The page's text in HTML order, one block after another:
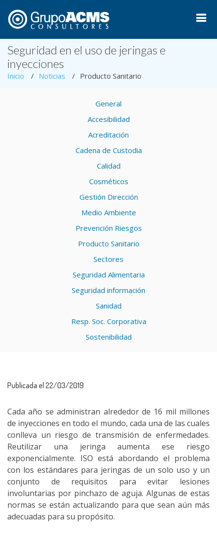
Seguridad en el uso de jeringas e
inyecciones
Inicio Noticias Producto Sanitario
General
Accesibilidad
Acreditación
Cadena de Custodia
Calidad
Cosméticos
Gestión Dirección
Medio Ambiente
Prevención Riesgos
Producto Sanitario
Sectores
Seguridad Alimentaria
Seguridad información
Sanidad
Resp. Soc. Corporativa
Sostenibilidad
Publicada el 22/03/2019
Cada año se administran alrededor de 16 mil millones
de inyecciones en todo el mundo, cada una de las cuales
conlleva un riesgo de transmisión de enfermedades.
Reutilizar una jeringa aumenta ese riesgo
exponencialmente. ISO está abordando el problema
con los estándares para jeringas de un solo uso y un
conjunto de requisitos para evitar lesiones
involuntarias por pinchazo de aguja. Algunas de estas
normas se están actualizando para que sean aún más
adecuadas para su propósito.